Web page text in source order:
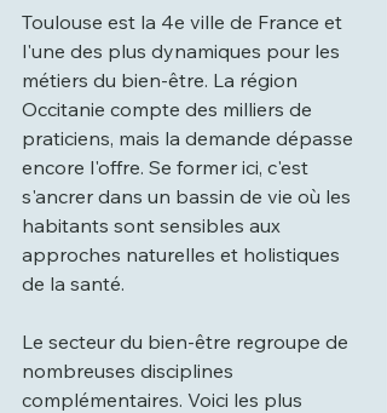
Toulouse est la 4e ville de France et
l'une des plus dynamiques pour les
métiers du bien-être. La région
Occitanie compte des milliers de
praticiens, mais la demande dépasse
encore l'offre. Se former ici, c'est
s'ancrer dans un bassin de vie où les
habitants sont sensibles aux
approches naturelles et holistiques
de la santé.
Le secteur du bien-être regroupe de
nombreuses disciplines
complémentaires. Voici les plus